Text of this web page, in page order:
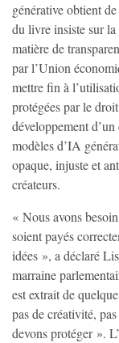
générative obtient
du livreinsistesurla
matièrede
parl’Union
mettrefin à
protégéespar le
développementd’un
modèlesd’IA
opaque, injusteet
créateurs.
« Nous avons
soient payés
idées », a déclaré
marraine
est extrait de
pas de créativité,
devons protéger ».